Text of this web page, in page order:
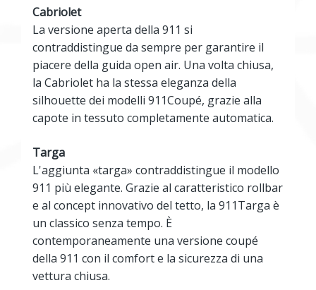
Cabriolet
La versione aperta della 911 si
contraddistingue da sempre per garantire il
piacere della guida open air. Una volta chiusa,
la Cabriolet ha la stessa eleganza della
silhouette dei modelli 911Coupé, grazie alla
capote in tessuto completamente automatica.
Targa
L'aggiunta «targa» contraddistingue il modello
911 più elegante. Grazie al caratteristico rollbar
e al concept innovativo del tetto, la 911Targa è
un classico senza tempo. È
contemporaneamente una versione coupé
della 911 con il comfort e la sicurezza di una
vettura chiusa.